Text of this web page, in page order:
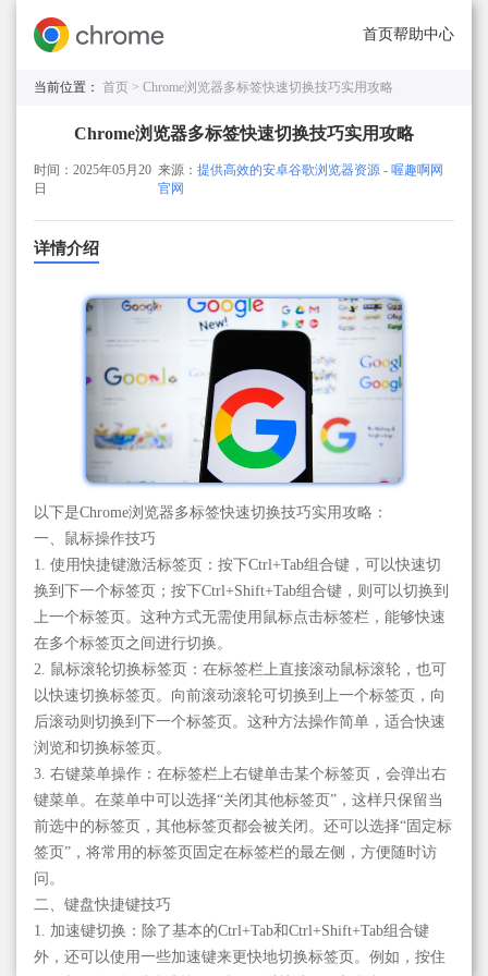
首页帮助中心
当前位置： 首页 > Chrome浏览器多标签快速切换技巧实用攻略
Chrome浏览器多标签快速切换技巧实用攻略
时间：2025年05月20
日
来源：提供高效的安卓谷歌浏览器资源 - 喔趣啊网
官网
详情介绍
以下是Chrome浏览器多标签快速切换技巧实用攻略：
一、鼠标操作技巧
1. 使用快捷键激活标签页：按下Ctrl+Tab组合键，可以快速切
换到下一个标签页；按下Ctrl+Shift+Tab组合键，则可以切换到
上一个标签页。这种方式无需使用鼠标点击标签栏，能够快速
在多个标签页之间进行切换。
2. 鼠标滚轮切换标签页：在标签栏上直接滚动鼠标滚轮，也可
以快速切换标签页。向前滚动滚轮可切换到上一个标签页，向
后滚动则切换到下一个标签页。这种方法操作简单，适合快速
浏览和切换标签页。
3. 右键菜单操作：在标签栏上右键单击某个标签页，会弹出右
键菜单。在菜单中可以选择“关闭其他标签页”，这样只保留当
前选中的标签页，其他标签页都会被关闭。还可以选择“固定标
签页”，将常用的标签页固定在标签栏的最左侧，方便随时访
问。
二、键盘快捷键技巧
1. 加速键切换：除了基本的Ctrl+Tab和Ctrl+Shift+Tab组合键
外，还可以使用一些加速键来更快地切换标签页。例如，按住